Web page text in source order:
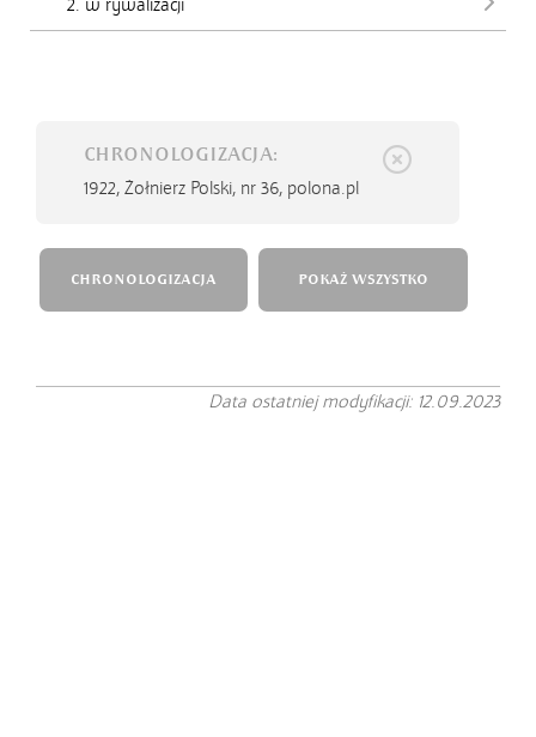
2. w rywalizacji
CHRONOLOGIZACJA:
1922, Żołnierz Polski, nr 36, polona.pl
CHRONOLOGIZACJA POKAŻ WSZYSTKO
Data ostatniej modyfikacji: 12.09.2023